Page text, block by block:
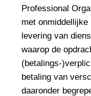
Professional
met onmiddellijke
levering van
waarop de
(betalings-
betaling van
daaronder